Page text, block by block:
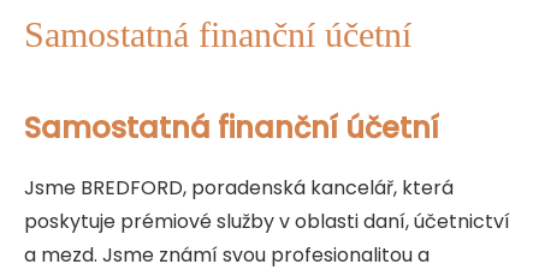
Samostatná finanční účetní
Samostatná finanční účetní
Jsme BREDFORD, poradenská kancelář, která
poskytuje prémiové služby v oblasti daní, účetnictví
a mezd. Jsme známí svou profesionalitou a